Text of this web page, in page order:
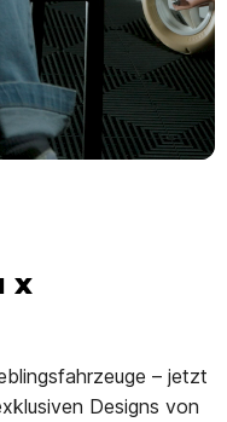
x
– jetzt
Designs von